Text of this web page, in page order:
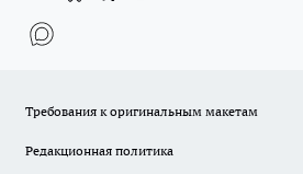
Требования к оригинальным макетам
Редакционная политика